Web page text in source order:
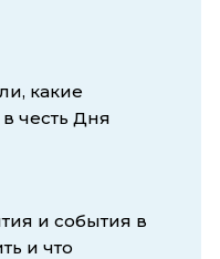
какие
честь Дня
и события в
и что